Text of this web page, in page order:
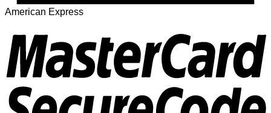
American Express